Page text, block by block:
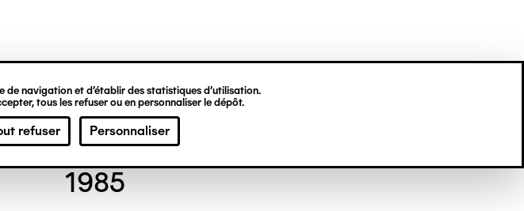
de navigation et d’établir des statistiques d’utilisation.
tous les refuser ou en personnaliser le dépôt.
refuser Personnaliser
Jules GODI
1985